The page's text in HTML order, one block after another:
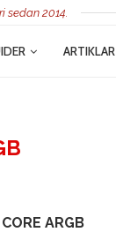
sedan 2014.
ARTIKLAR
ARGB